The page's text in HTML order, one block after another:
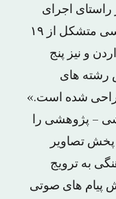
راستای اجرای
طرح «مسار» و توسط تیم کارشناسی متشکل از ۱۹
و نیز پنج
رشته های
شده است.»
– پژوهشی را
پخش تصاویر
به ترویج
پیام های صوتی